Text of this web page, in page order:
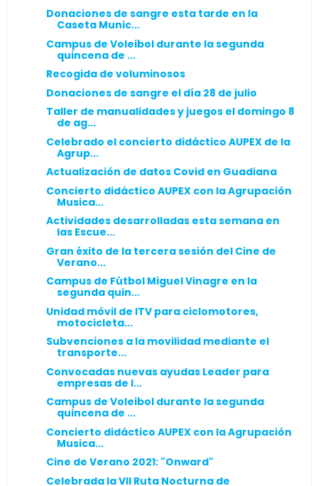
Donaciones de sangre esta tarde en la
Caseta Munic...
Campus de Voleibol durante la segunda
quincena de ...
Recogida de voluminosos
Donaciones de sangre el día 28 de julio
Taller de manualidades y juegos el domingo 8
de ag...
Celebrado el concierto didáctico AUPEX de la
Agrup...
Actualización de datos Covid en Guadiana
Concierto didáctico AUPEX con la Agrupación
Musica...
Actividades desarrolladas esta semana en
las Escue...
Gran éxito de la tercera sesión del Cine de
Verano...
Campus de Fútbol Miguel Vinagre en la
segunda quin...
Unidad móvil de ITV para ciclomotores,
motocicleta...
Subvenciones a la movilidad mediante el
transporte...
Convocadas nuevas ayudas Leader para
empresas de l...
Campus de Voleibol durante la segunda
quincena de ...
Concierto didáctico AUPEX con la Agrupación
Musica...
Cine de Verano 2021: "Onward"
Celebrada la VII Ruta Nocturna de